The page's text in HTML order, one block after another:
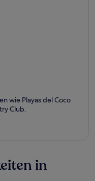
wie Playas del Coco
Club.
in